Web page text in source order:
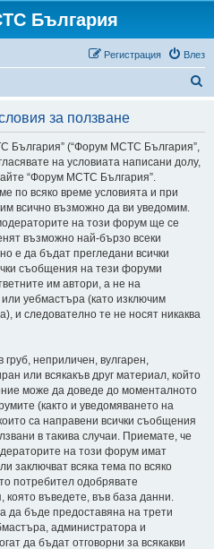
България
Влез
Регистрация
за ползване
България” (“Форум МСТС България”,
на условиата написани долу,
“Форум МСТС България”.
по всяко време условията и при
всично възможно да ви уведомим.
на този форум ще се
възможно най-бързо всеки
е да бъдат прегледани всички
съобщения на тези форуми
им автори, а не на
уебмастъра (като изключим
и следователно те не носят никаква
неприличен, вулгарен,
или всякакъв друг материал, който
може да доведе до моменталното
(както и уведомяването на
са направени всички съобщения
в такива случаи. Приемате, че
на този форум имат
заключват всяка тема по всяко
потребител одобрявате
въведете, във база данни.
да бъде предоставяна на трети
администратора и
да бъдат отговорни за всякакви